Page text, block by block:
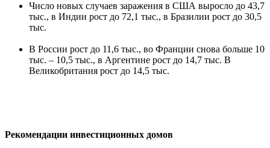
Число новых случаев заражения в США выросло до 43,7
тыс., в Индии рост до 72,1 тыс., в Бразилии рост до 30,5
тыс.
В России рост до 11,6 тыс., во Франции снова больше 10
тыс. – 10,5 тыс., в Аргентине рост до 14,7 тыс. В
Великобритания рост до 14,5 тыс.
Рекомендации инвестиционных домов